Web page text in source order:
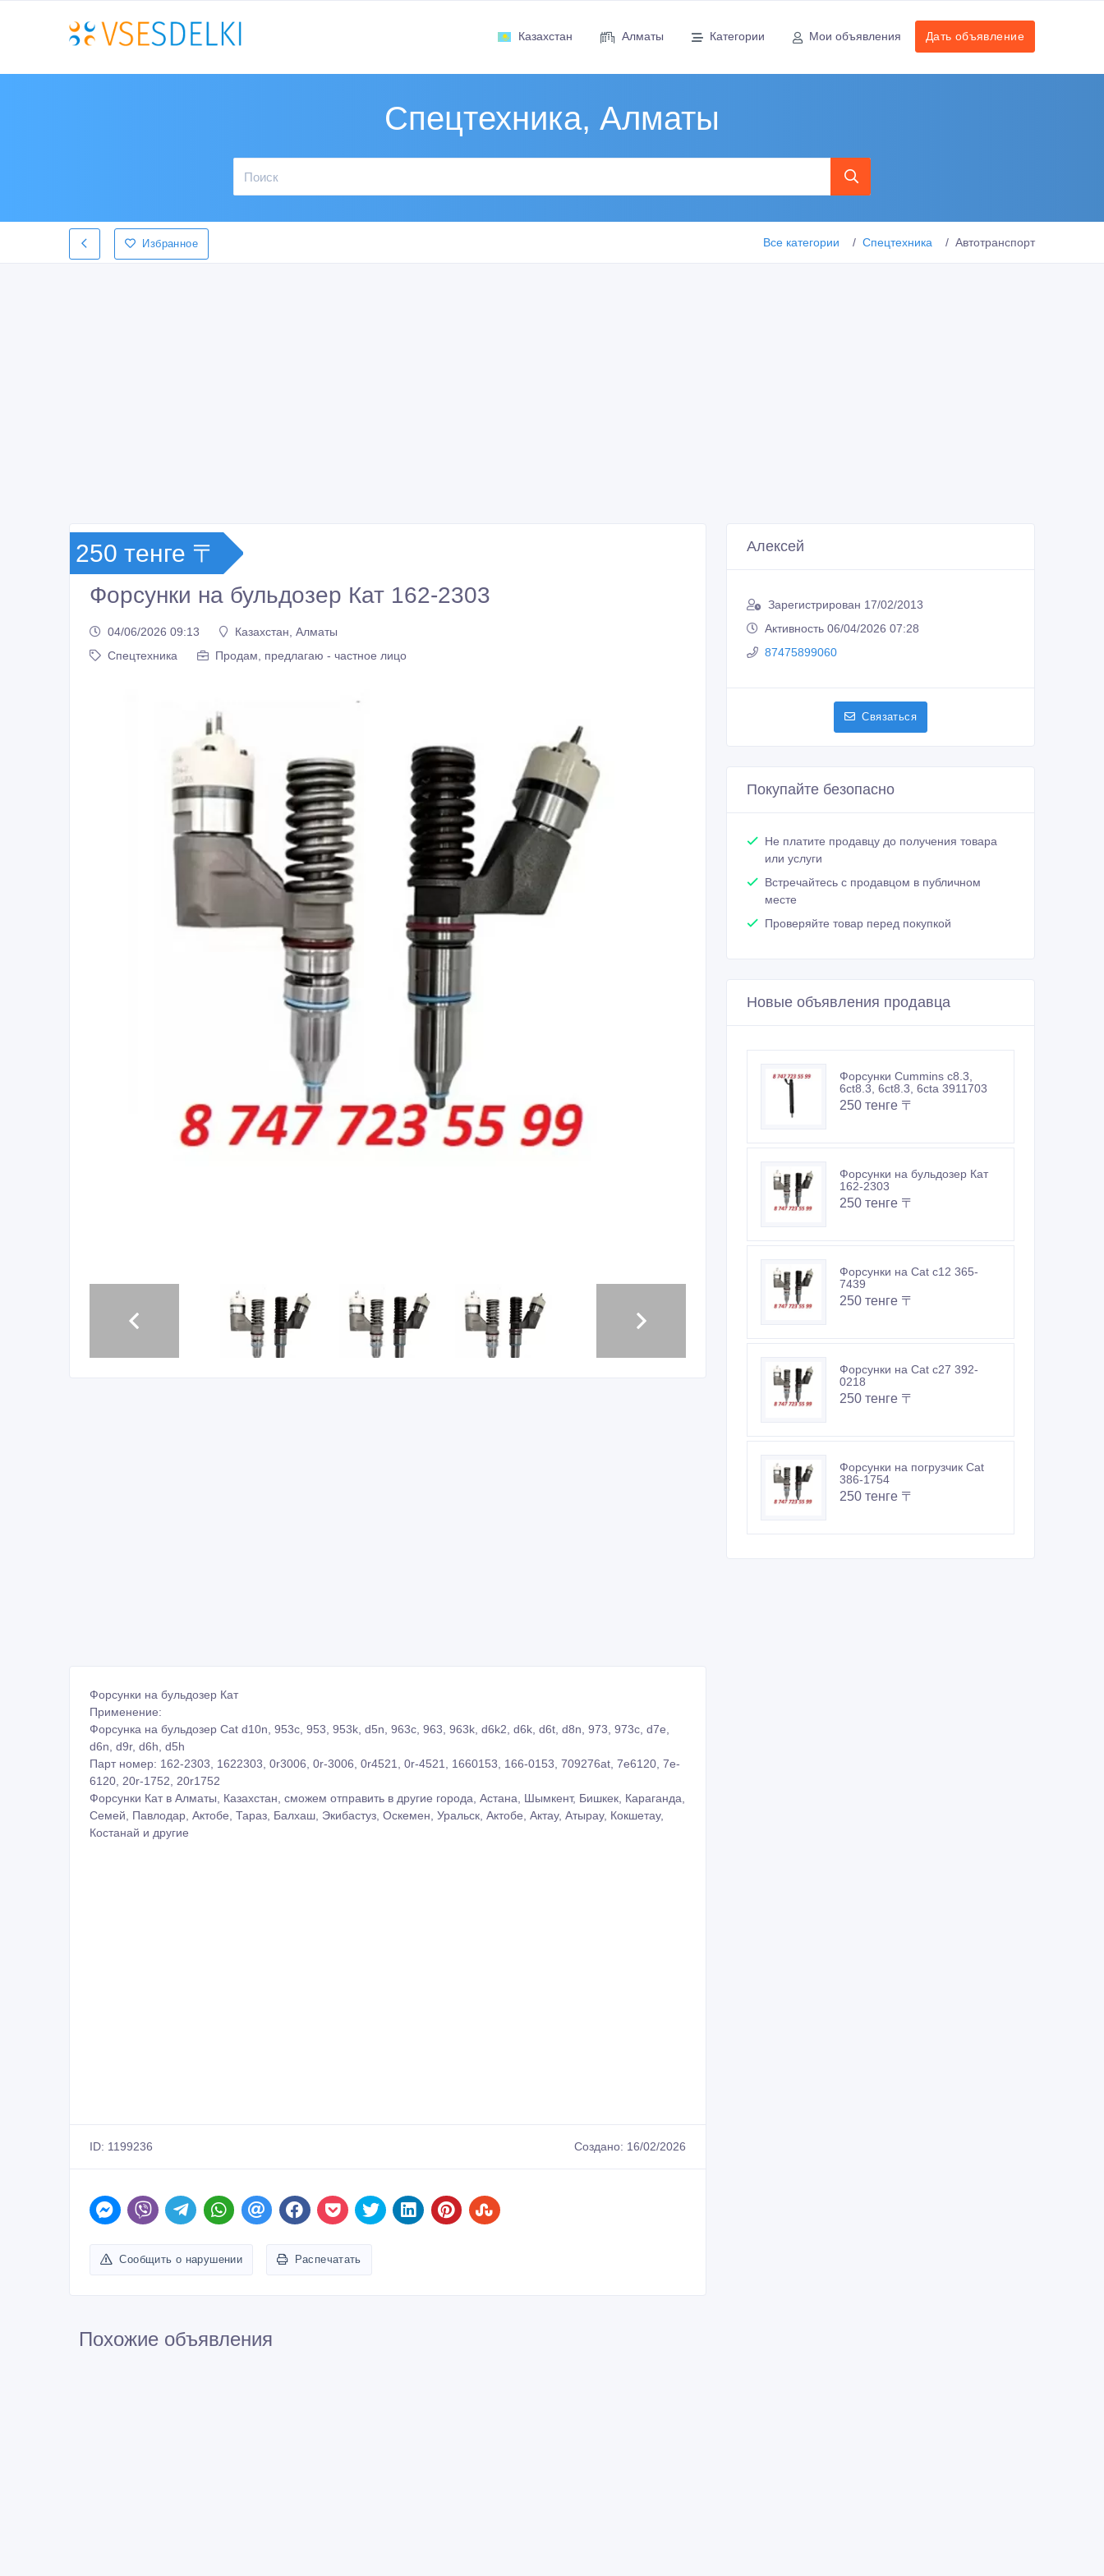
Казахстан Алматы Категории Мои объявления Дать объявление
Спецтехника, Алматы
Избранное Все категории Спецтехника Автотранспорт
250 тенге 〒
Форсунки на бульдозер Кат 162-2303
04/06/2026 09:13
Казахстан, Алматы
Спецтехника
Продам, предлагаю - частное лицо
Форсунки на бульдозер Кат
Применение:
Форсунка на бульдозер Cat d10n, 953c, 953, 953k, d5n, 963c, 963, 963k, d6k2, d6k, d6t, d8n, 973, 973c, d7e,
d6n, d9r, d6h, d5h
Парт номер: 162-2303, 1622303, 0r3006, 0r-3006, 0r4521, 0r-4521, 1660153, 166-0153, 709276at, 7e6120, 7e-
6120, 20r-1752, 20r1752
Форсунки Кат в Алматы, Казахстан, сможем отправить в другие города, Астана, Шымкент, Бишкек, Караганда,
Семей, Павлодар, Актобе, Тараз, Балхаш, Экибастуз, Оскемен, Уральск, Актобе, Актау, Атырау, Кокшетау,
Костанай и другие
ID: 1199236 Создано: 16/02/2026
Сообщить о нарушении Распечатать
Алексей
Зарегистрирован 17/02/2013
Активность 06/04/2026 07:28
87475899060
Связаться
Покупайте безопасно
Не платите продавцу до получения товара
или услуги
Встречайтесь с продавцом в публичном
месте
Проверяйте товар перед покупкой
Новые объявления продавца
Форсунки Cummins c8.3,
6ct8.3, 6ct8.3, 6cta 3911703
250 тенге 〒
Форсунки на бульдозер Кат
162-2303
250 тенге 〒
Форсунки на Cat c12 365-
7439
250 тенге 〒
Форсунки на Cat c27 392-
0218
250 тенге 〒
Форсунки на погрузчик Cat
386-1754
250 тенге 〒
Похожие объявления